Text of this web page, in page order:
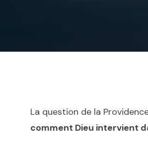
La question de la
comment Dieu intervient